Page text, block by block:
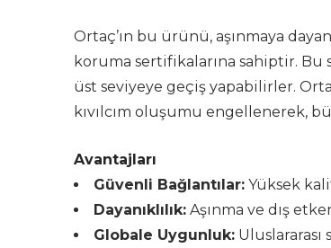
Ortaç’ın bu ürünü, aşınmaya
koruma sertifikalarına sahiptir. Bu
üst seviyeye geçiş yapabilirler.
kıvılcım oluşumu engellenerek,
Avantajları
Güvenli Bağlantılar: Yüksek
Dayanıklılık: Aşınma ve dış
Globale Uygunluk: